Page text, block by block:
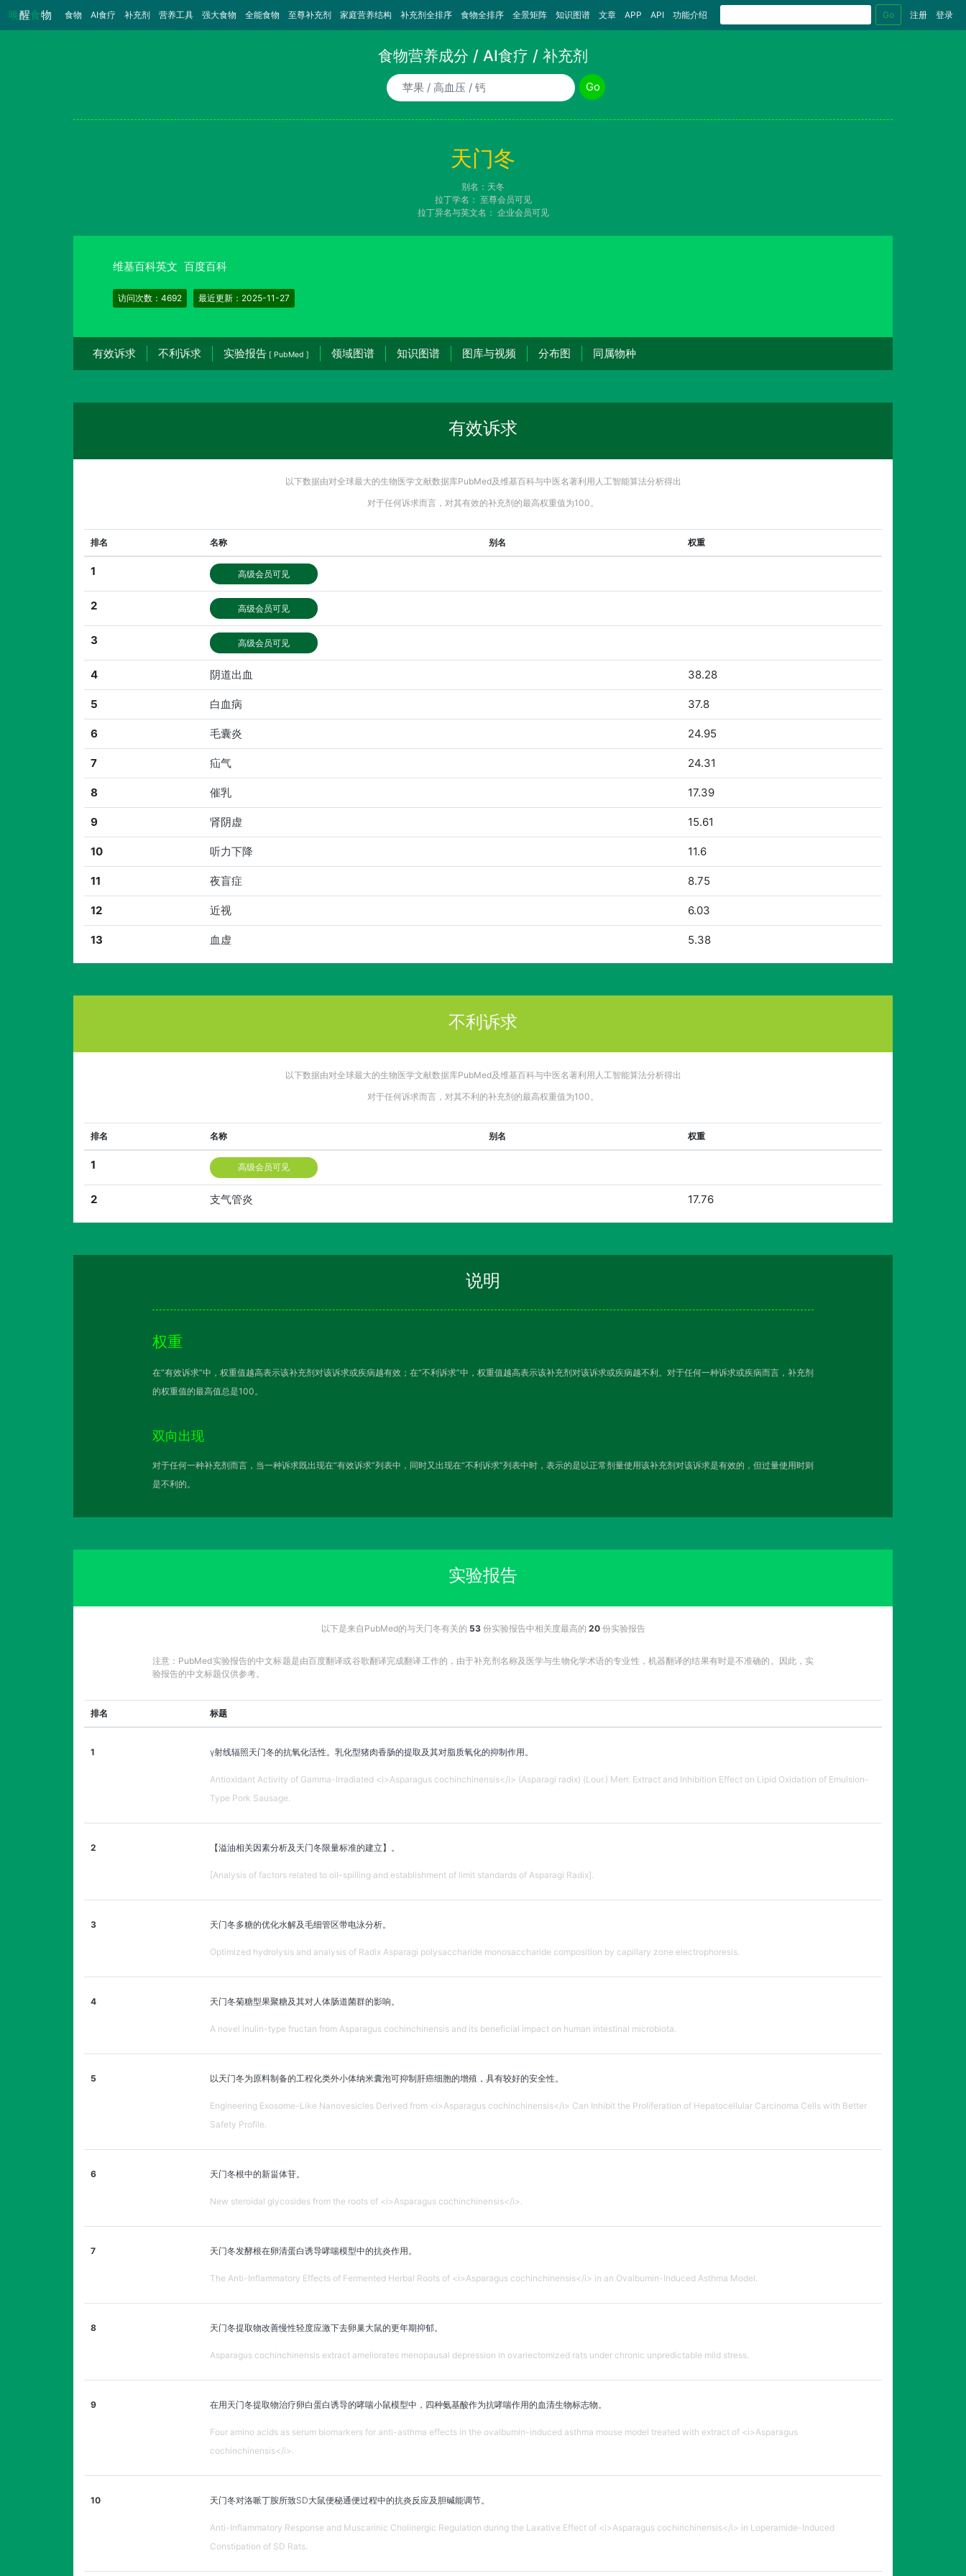
唤醒食物 食物 （当前）
AI食疗 补充剂 营养工具 强大食物 全能食物 至尊补充剂 家庭营养结构 补充剂全排序 食物全排序 全景矩阵 知识图谱 文章 APP API 功能介绍 Go 注册 登录
食物营养成分 / AI食疗 / 补充剂
食物/AI食疗诉求/补充剂名称
Go
天门冬
别名：天冬
拉丁学名： 至尊会员可见
拉丁异名与英文名： 企业会员可见
维基百科英文 百度百科
访问次数：4692 最近更新：2025-11-27
有效诉求 不利诉求 实验报告 [ PubMed ] 领域图谱 知识图谱 图库与视频 分布图 同属物种
有效诉求
以下数据由对全球最大的生物医学文献数据库PubMed及维基百科与中医名著利用人工智能算法分析得出
对于任何诉求而言，对其有效的补充剂的最高权重值为100。
排名 名称 别名 权重
1 高级会员可见
2 高级会员可见
3 高级会员可见
4 阴道出血 38.28
5 白血病 37.8
6 毛囊炎 24.95
7 疝气 24.31
8 催乳 17.39
9 肾阴虚 15.61
10 听力下降 11.6
11 夜盲症 8.75
12 近视 6.03
13 血虚 5.38
不利诉求
以下数据由对全球最大的生物医学文献数据库PubMed及维基百科与中医名著利用人工智能算法分析得出
对于任何诉求而言，对其不利的补充剂的最高权重值为100。
排名 名称 别名 权重
1 高级会员可见
2 支气管炎 17.76
说明
权重
在“有效诉求”中，权重值越高表示该补充剂对该诉求或疾病越有效；在“不利诉求”中，权重值越高表示该补充剂对该诉求或疾病越不利。对于任何一种诉求或疾病而言，补充剂
的权重值的最高值总是100。
双向出现
对于任何一种补充剂而言，当一种诉求既出现在“有效诉求”列表中，同时又出现在“不利诉求”列表中时，表示的是以正常剂量使用该补充剂对该诉求是有效的，但过量使用时则
是不利的。
实验报告
以下是来自PubMed的与天门冬有关的 53份实验报告中相关度最高的 20份实验报告
注意：PubMed实验报告的中文标题是由百度翻译或谷歌翻译完成翻译工作的，由于补充剂名称及医学与生物化学术语的专业性，机器翻译的结果有时是不准确的。因此，实
验报告的中文标题仅供参考。
排名 标题
1 γ射线辐照天门冬的抗氧化活性。乳化型猪肉香肠的提取及其对脂质氧化的抑制作用。
Antioxidant Activity of Gamma-Irradiated <i>Asparagus cochinchinensis</i> (Asparagi radix) (Lour.) Merr. Extract and Inhibition Effect on Lipid Oxidation of Emulsion-
Type Pork Sausage.
2 【溢油相关因素分析及天门冬限量标准的建立】。
[Analysis of factors related to oil-spilling and establishment of limit standards of Asparagi Radix].
3 天门冬多糖的优化水解及毛细管区带电泳分析。
Optimized hydrolysis and analysis of Radix Asparagi polysaccharide monosaccharide composition by capillary zone electrophoresis.
4 天门冬菊糖型果聚糖及其对人体肠道菌群的影响。
A novel inulin-type fructan from Asparagus cochinchinensis and its beneficial impact on human intestinal microbiota.
5 以天门冬为原料制备的工程化类外小体纳米囊泡可抑制肝癌细胞的增殖，具有较好的安全性。
Engineering Exosome-Like Nanovesicles Derived from <i>Asparagus cochinchinensis</i> Can Inhibit the Proliferation of Hepatocellular Carcinoma Cells with Better
Safety Profile.
6 天门冬根中的新甾体苷。
New steroidal glycosides from the roots of <i>Asparagus cochinchinensis</i>.
7 天门冬发酵根在卵清蛋白诱导哮喘模型中的抗炎作用。
The Anti-Inflammatory Effects of Fermented Herbal Roots of <i>Asparagus cochinchinensis</i> in an Ovalbumin-Induced Asthma Model.
8 天门冬提取物改善慢性轻度应激下去卵巢大鼠的更年期抑郁。
Asparagus cochinchinensis extract ameliorates menopausal depression in ovariectomized rats under chronic unpredictable mild stress.
9 在用天门冬提取物治疗卵白蛋白诱导的哮喘小鼠模型中，四种氨基酸作为抗哮喘作用的血清生物标志物。
Four amino acids as serum biomarkers for anti-asthma effects in the ovalbumin-induced asthma mouse model treated with extract of <i>Asparagus
cochinchinensis</i>.
10 天门冬对洛哌丁胺所致SD大鼠便秘通便过程中的抗炎反应及胆碱能调节。
Anti-Inflammatory Response and Muscarinic Cholinergic Regulation during the Laxative Effect of <i>Asparagus cochinchinensis</i> in Loperamide-Induced
Constipation of SD Rats.